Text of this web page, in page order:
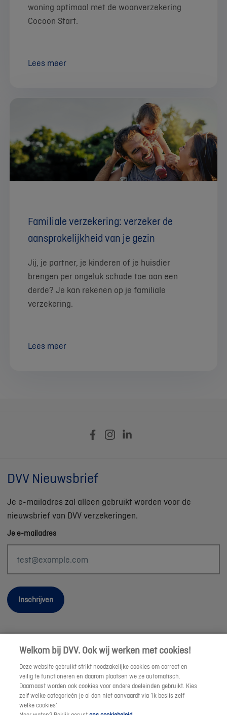
woning optimaal met de woonverzekering
Cocoon Start.
Lees meer
Familiale verzekering: verzeker de
aansprakelijkheid van je gezin
Jij, je partner, je kinderen of je huisdier
brengen per ongeluk schade toe aan een
derde? Je kan rekenen op je familiale
verzekering.
Lees meer
DVV Nieuwsbrief
Je e-mailadres zal alleen gebruikt worden voor de
nieuwsbrief van DVV verzekeringen.
Je e-mailadres
Inschrijven
Wettelijke informatie
Duurzaamheid
Sitemap
Onze consulenten
Welkom bij DVV. Ook wij werken met cookies!
Deze website gebruikt strikt noodzakelijke cookies om correct en
veilig te functioneren en daarom plaatsen we ze automatisch.
Daarnaast worden ook cookies voor andere doeleinden gebruikt. Kies
zelf welke categorieën je al dan niet aanvaardt via ‘Ik beslis zelf
welke cookies’.